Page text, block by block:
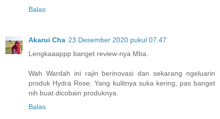
Balas
Akarui Cha 23 Desember 2020 pukul 07.47
Lengkaaappp banget review-nya Mba.
Wah Wardah ini rajin berinovasi dan sekarang ngeluarin
produk Hydra Rose. Yang kulitnya suka kering, pas banget
nih buat dicobain produknya.
Balas